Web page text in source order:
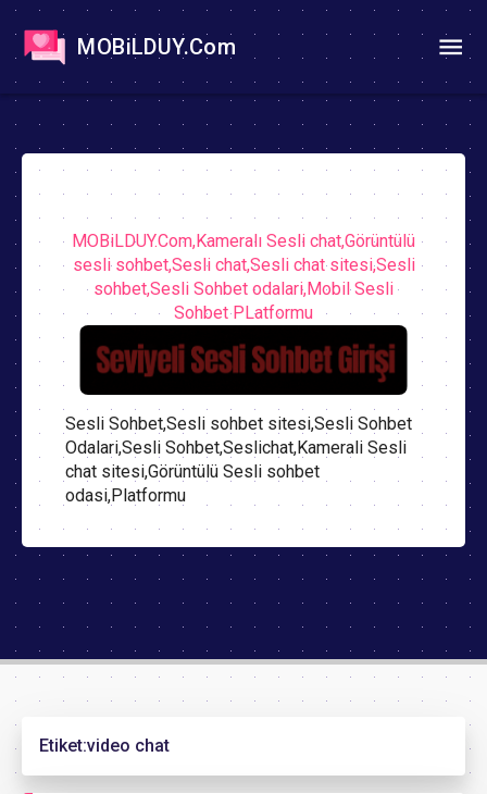
MOBiLDUY.Com
MOBiLDUY.Com,Kameralı Sesli chat,Görüntülü
sesli sohbet,Sesli chat,Sesli chat sitesi,Sesli
sohbet,Sesli Sohbet odalari,Mobil Sesli
Sohbet PLatformu
Sesli Sohbet,Sesli sohbet sitesi,Sesli Sohbet
Odalari,Sesli Sohbet,Seslichat,Kamerali Sesli
chat sitesi,Görüntülü Sesli sohbet
odasi,Platformu
Etiket:video chat